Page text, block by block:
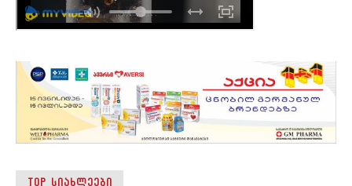
TOP ᲡᲘᲐᲮᲚᲔᲔᲑᲘ